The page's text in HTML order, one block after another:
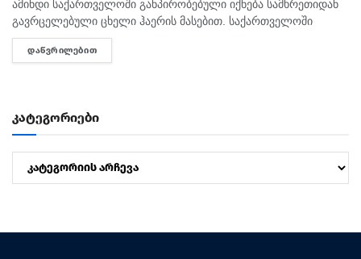
ამინდი საქართველოში განპირობებული იქნება სამხრეთიდან
გავრცელებული ცხელი ჰაერის მასებით. საქართველოში
მოსალოდნელია: დროგამოშვებით ღრუბლიანობის მომატება.
უმეტესად უნალექოდ. იქროლებსაღმოსავლეთის
ᲓᲐᲬᲕᲠᲘᲚᲔᲑᲘᲗ
კატეგორიები
კატეგორიები